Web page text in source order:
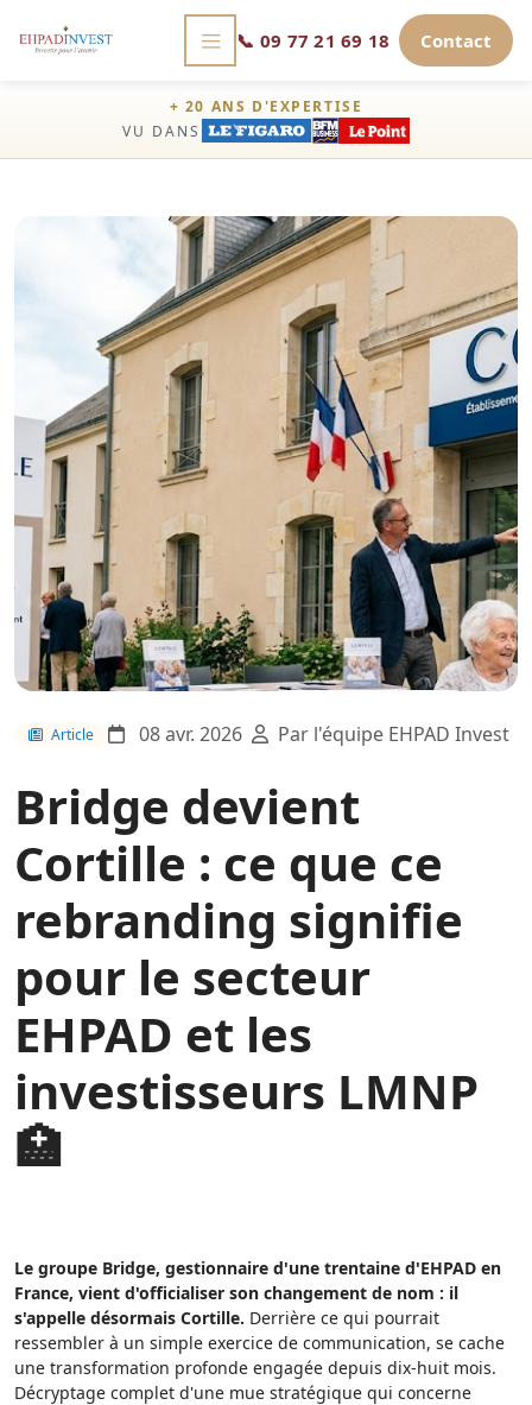
📞 09 77 21 69 18 Contact
+ 20 ANS D'EXPERTISE
VU DANS
Article 08 avr. 2026 Par l'équipe EHPAD Invest
Bridge devient
Cortille : ce que ce
rebranding signifie
pour le secteur
EHPAD et les
investisseurs LMNP
🏥
Le groupe Bridge, gestionnaire d'une trentaine d'EHPAD en
France, vient d'officialiser son changement de nom : il
s'appelle désormais Cortille. Derrière ce qui pourrait
ressembler à un simple exercice de communication, se cache
une transformation profonde engagée depuis dix-huit mois.
Décryptage complet d'une mue stratégique qui concerne